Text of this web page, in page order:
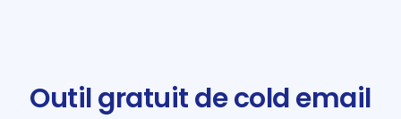
Outil gratuit de cold email